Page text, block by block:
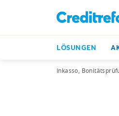
LÖSUNGEN
Inkasso,